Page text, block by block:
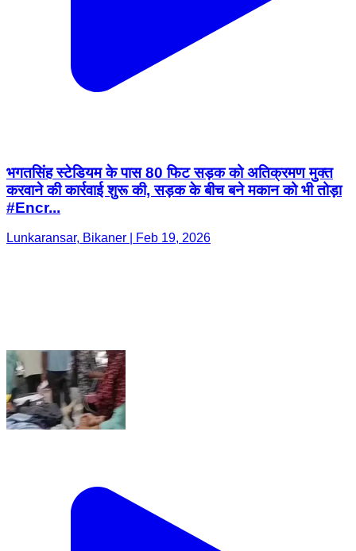
भगतसिंह स्टेडियम के पास 80 फिट सड़क को अतिक्रमण मुक्त
करवाने की कार्रवाई शुरू की, सड़क के बीच बने मकान को भी तोड़ा
#Encr...
Lunkaransar, Bikaner | Feb 19, 2026